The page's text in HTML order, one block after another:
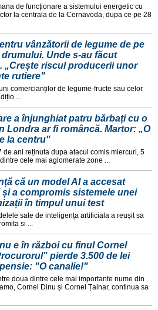
de funcționare a sistemului energetic cu
la centrala de la Cernavoda, dupa ce pe 28
vânzătorii de legume de pe
Unde s-au făcut
„Crește riscul producerii unor
rutiere"
comercianților de legume-fructe sau celor
...
a înjunghiat patru bărbați cu o
Londra ar fi româncă. Martor: „O
la centru"
de ani reținuta dupa atacul comis miercuri, 5
cele mai aglomerate zone ...
că un model AI a accesat
a compromis sistemele unei
în timpul unui test
sale de inteligența artificiala a reușit sa
si ...
e în război cu finul Cornel
pierde 3.500 de lei
"O canalie!"
doua dintre cele mai importante nume din
Cornel Dinu și Cornel Țalnar, continua sa